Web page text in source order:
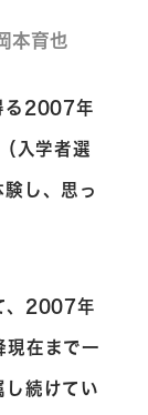
本育也
る2007年
入学者選
し、思っ
、2007年
現在まで一
し続けてい